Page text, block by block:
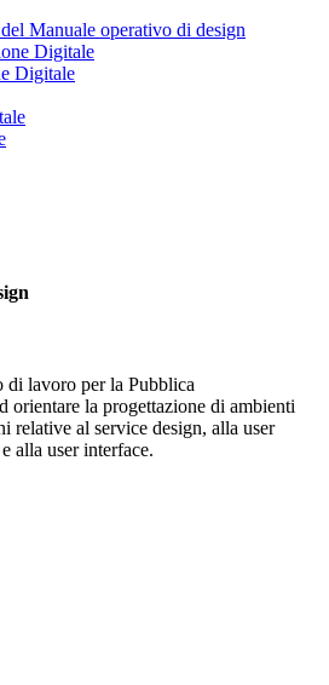
Manuale operativo di design
Digitale
di lavoro per la Pubblica
orientare la progettazione di ambienti
relative al service design, alla user
alla user interface.